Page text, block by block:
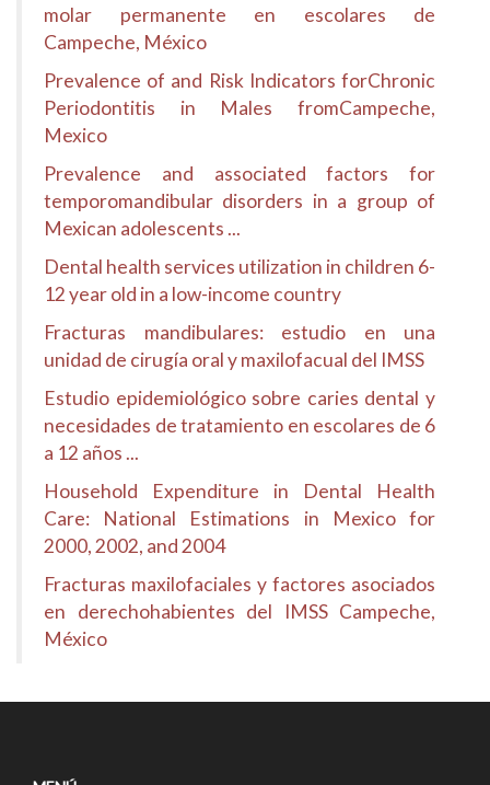
molar permanente en escolares de
Campeche, México
Prevalence of and Risk Indicators forChronic
Periodontitis in Males fromCampeche,
Mexico
Prevalence and associated factors for
temporomandibular disorders in a group of
Mexican adolescents ...
Dental health services utilization in children 6-
12 year old in a low-income country
Fracturas mandibulares: estudio en una
unidad de cirugía oral y maxilofacual del IMSS
Estudio epidemiológico sobre caries dental y
necesidades de tratamiento en escolares de 6
a 12 años ...
Household Expenditure in Dental Health
Care: National Estimations in Mexico for
2000, 2002, and 2004
Fracturas maxilofaciales y factores asociados
en derechohabientes del IMSS Campeche,
México